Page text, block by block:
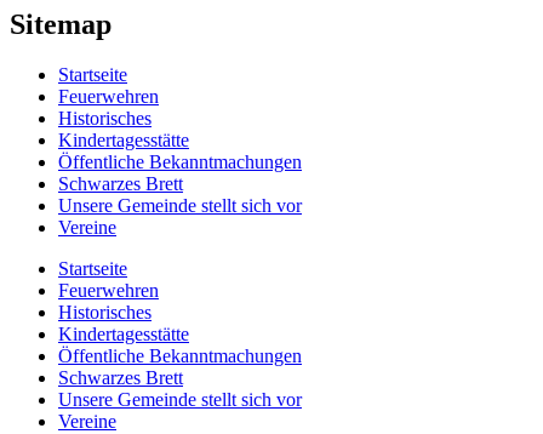
Sitemap
Startseite
Feuerwehren
Historisches
Kindertagesstätte
Öffentliche Bekanntmachungen
Schwarzes Brett
Unsere Gemeinde stellt sich vor
Vereine
Startseite
Feuerwehren
Historisches
Kindertagesstätte
Öffentliche Bekanntmachungen
Schwarzes Brett
Unsere Gemeinde stellt sich vor
Vereine